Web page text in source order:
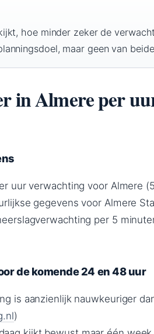
hoe minder zeker de
maar geen van
in Almere per
uur verwachting voor Almere
gegevens voor Almere
per 5
de komende 24 en 48 uur
is aanzienlijk nauwkeuriger
)